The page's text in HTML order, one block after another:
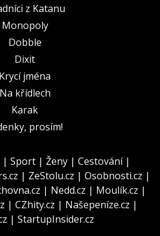
z Katanu
Monopoly
Dobble
Dixit
Krycí jména
Na křídlech
Karak
prosím!
| Sport | Ženy | Cestování|
| ZeStolu.cz | Osobnosti.cz |
| Nedd.cz | Moulík.cz |
| CZhity.cz | Našepeníze.cz |
| StartupInsider.cz